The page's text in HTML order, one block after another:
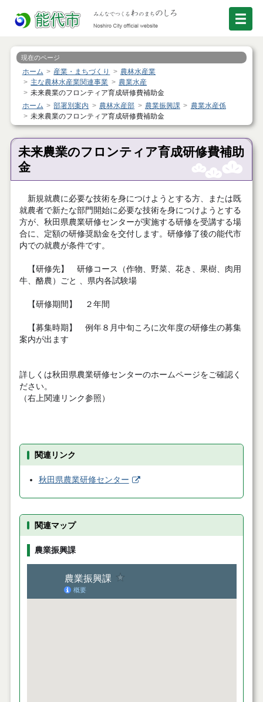
現在のページ
ホーム 産業・まちづくり
農林水産業
主な農林水産業関連事業
農業水産
未来農業のフロンティア育成研修費補助金
ホーム
部署別案内 農林水産部 農業振興課
農業水産係
未来農業のフロンティア育成研修費補助金
未来農業のフロンティア育成研修費補助
金
新規就農に必要な技術を身につけようとする方、または既
就農者で新たな部門開始に必要な技術を身につけようとする
方が、秋田県農業研修センターが実施する研修を受講する場
合に、定額の研修奨励金を交付します。研修修了後の能代市
内での就農が条件です。
【研修先】 研修コース（作物、野菜、花き、果樹、肉用
牛、酪農）ごと 、県内各試験場
【研修期間】 ２年間
【募集時期】 例年８月中旬ころに次年度の研修生の募集
案内が出ます
詳しくは秋田県農業研修センターのホームページをご確認く
ださい。
（右上関連リンク参照）
関連リンク
秋田県農業研修センター
関連マップ
農業振興課